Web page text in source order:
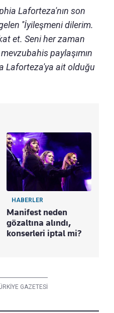
Laforteza'nın son
''İyileşmeni dilerim.
et. Seni her zaman
paylaşımın
Laforteza'ya ait olduğu
HABERLER
Manifest neden
gözaltına alındı,
konserleri iptal mi?
GAZETESİ